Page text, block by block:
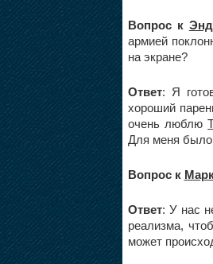
Вопрос к
армией
на экране?
Ответ: Я
хороший
очень люблю
Для меня было
Вопрос к
Ответ: У нас
реализма,
может